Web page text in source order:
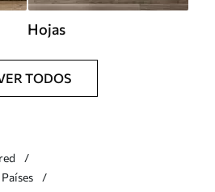
Hojas
TODOS